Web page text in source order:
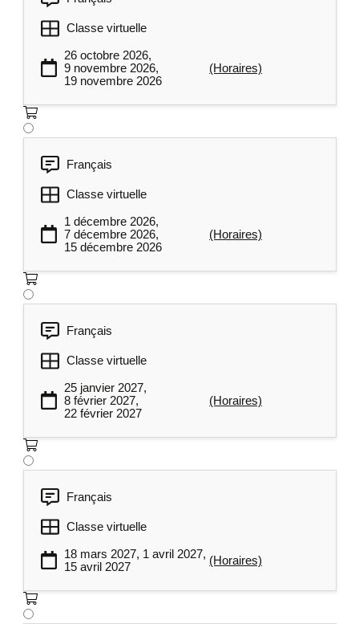
Classe virtuelle
26 octobre 2026,
9 novembre 2026,
19 novembre 2026
(Horaires)
Français
Classe virtuelle
1 décembre 2026,
7 décembre 2026,
15 décembre 2026
(Horaires)
Français
Classe virtuelle
25 janvier 2027,
8 février 2027,
22 février 2027
(Horaires)
Français
Classe virtuelle
18 mars 2027, 1 avril 2027,
15 avril 2027
(Horaires)